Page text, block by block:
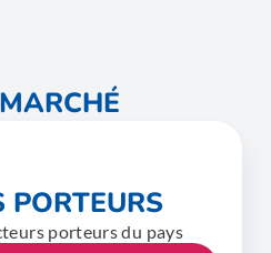
PORTEURS
porteurs du pays